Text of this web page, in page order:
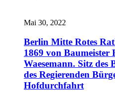
Mai 30, 2022
Berlin Mitte Rotes
1869 von
Waesemann. Sitz des
des Regierenden
Hofdurchfahrt